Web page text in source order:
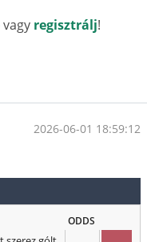
vagy regisztrálj!
2026-06-01 18:59:12
ODDS